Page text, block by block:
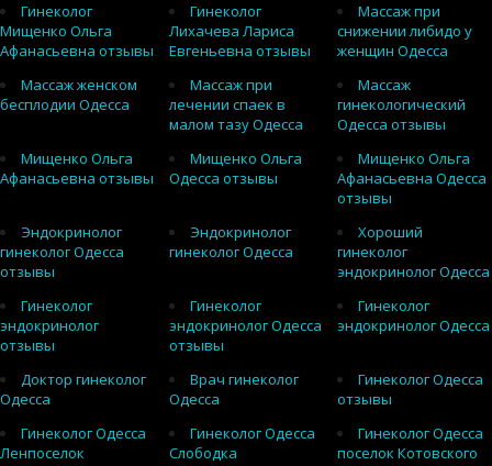
Гинеколог
Мищенко Ольга
Афанасьевна отзывы
Гинеколог
Лихачева Лариса
Евгеньевна отзывы
Массаж при
снижении либидо у
женщин Одесса
Массаж женском
бесплодии Одесса
Массаж при
лечении спаек в
малом тазу Одесса
Массаж
гинекологический
Одесса отзывы
Мищенко Ольга
Афанасьевна отзывы
Мищенко Ольга
Одесса отзывы
Мищенко Ольга
Афанасьевна Одесса
отзывы
Эндокринолог
гинеколог Одесса
отзывы
Эндокринолог
гинеколог Одесса
Хороший
гинеколог
эндокринолог Одесса
Гинеколог
эндокринолог
отзывы
Гинеколог
эндокринолог Одесса
отзывы
Гинеколог
эндокринолог Одесса
Доктор гинеколог
Одесса
Врач гинеколог
Одесса
Гинеколог Одесса
отзывы
Гинеколог Одесса
Ленпоселок
Гинеколог Одесса
Слободка
Гинеколог Одесса
поселок Котовского